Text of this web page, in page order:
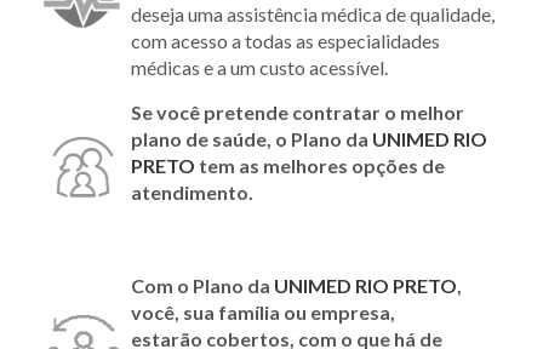
deseja uma assistência médica de qualidade,
com acesso a todas as especialidades
médicas e a um custo acessível.
Se você pretende contratar o melhor
plano de saúde, o Plano da UNIMED RIO
PRETO tem as melhores opções de
atendimento.
Com o Plano da UNIMED RIO PRETO,
você, sua família ou empresa,
estarão cobertos, com o que há de